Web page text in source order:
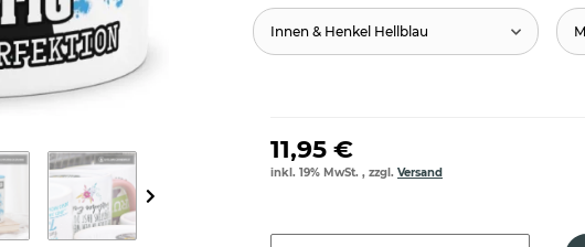
Innen & Henkel Hellblau
11,95 €
inkl. 19% MwSt. , zzgl. Versand